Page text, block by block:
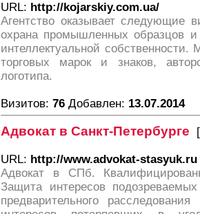
URL: http://kojarskiy.com.ua/
Агентство оказывает следующие
охрана промышленных образцов
интеллектуальной собственности.
торговых марок и знаков,
логотипа.
Визитов: 76 Добавлен: 13.07.2014
Адвокат в Санкт-Петербурге [
URL: http://www.advokat-stasyuk.ru
Адвокат в СПб.
Защита интересов
предварительного